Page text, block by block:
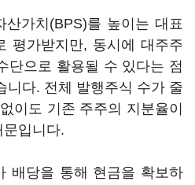
산가치(BPS)를 높이는 대표
평가받지만, 동시에 대주주
단으로 활용될 수 있다는 점
니다. 전체 발행주식 수가 줄
이도 기존 주주의 지분율이
입니다.
배당을 통해 현금을 확보하